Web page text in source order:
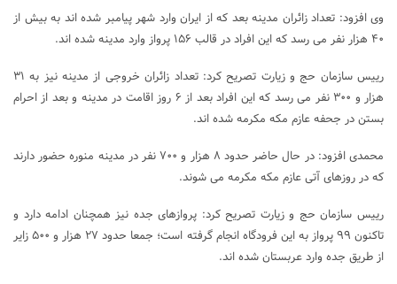
وی افزود: تعداد زائران مدینه بعد که از ایران وارد شهر پیامبر شده اند به بیش از
۴۰ هزار نفر می رسد که این افراد در قالب ۱۵۶ پرواز وارد مدینه شده اند.
رییس سازمان حج و زیارت تصریح کرد: تعداد زائران خروجی از مدینه نیز به ۳۱
هزار و ۳۰۰ نفر می رسد که این افراد بعد از ۶ روز اقامت در مدینه و بعد از احرام
بستن در جحفه عازم مکه مکرمه شده اند.
محمدی افزود: در حال حاضر حدود ۸ هزار و ۷۰۰ نفر در مدینه منوره حضور دارند
که در روزهای آتی عازم مکه مکرمه می شوند.
رییس سازمان حج و زیارت تصریح کرد: پروازهای جده نیز همچنان ادامه دارد و
تاکنون ۹۹ پرواز به این فرودگاه انجام گرفته است؛ جمعا حدود ۲۷ هزار و ۵۰۰ زایر
از طریق جده وارد عربستان شده اند.